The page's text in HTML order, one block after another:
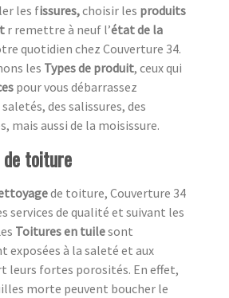
les fissures,choisir les produits
r remettre à neuf l’état de la
quotidien chez Couverture 34.
les Types de produit, ceux qui
pour vous débarrassez
des salissures, des
mais aussi de la moisissure.
toiture
de toiture, Couverture 34
services de qualité et suivant les
Toitures en tuilesont
à la saleté et aux
leurs fortes porosités. En effet,
morte peuvent boucher le